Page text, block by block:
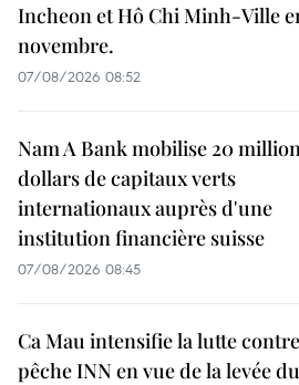
Incheon et Hô Chi Minh-Ville
novembre.
07/08/2026 08:52
Nam A Bank mobilise 20
dollars de capitaux verts
internationaux auprès d'une
institution financière suisse
07/08/2026 08:45
Ca Mau intensifie la lutte
pêche INN en vue de la levée du